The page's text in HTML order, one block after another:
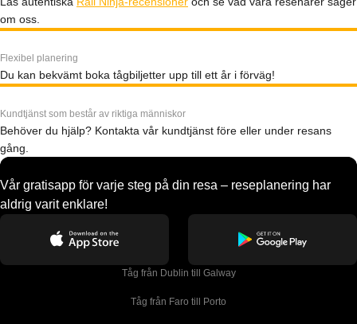
om oss.
Flexibel planering
Du kan bekvämt boka tågbiljetter upp till ett år i förväg!
Kundtjänst som består av riktiga människor
Behöver du hjälp? Kontakta vår kundtjänst före eller under resans
gång.
Vår gratisapp för varje steg på din resa – reseplanering har
aldrig varit enklare!
Tåg från Dublin till Galway
Tåg från Faro till Porto